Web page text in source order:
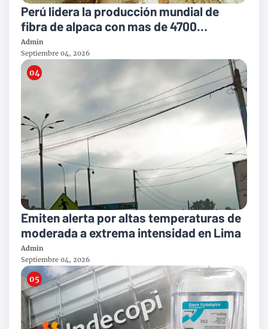
Perú lidera la producción mundial de
fibra de alpaca con mas de 4700
toneladas al año
Admin
Septiembre 04, 2026
Emiten alerta por altas temperaturas de
moderada a extrema intensidad en Lima
Admin
Septiembre 04, 2026